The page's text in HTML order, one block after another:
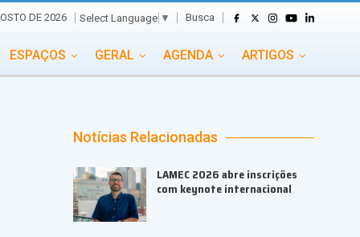
DE 2026 Select Language ▼ Busca
ESPAÇOS GERAL AGENDA ARTIGOS
PORTAL EVENTOS TV TRANSPORTES
TURISMO VAI E VEM
Notícias Relacionadas
LAMEC 2026 abre inscrições
com keynote internacional